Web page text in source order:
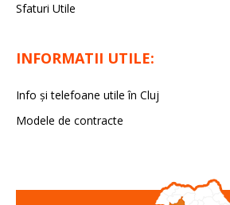
Sfaturi Utile
INFORMATII UTILE:
Info și telefoane utile în Cluj
Modele de contracte